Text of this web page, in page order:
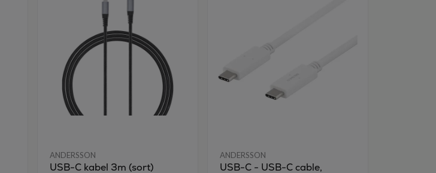
ANDERSSON
USB-C kabel 3m (sort)
ANDERSSON
USB-C - USB-C cable,